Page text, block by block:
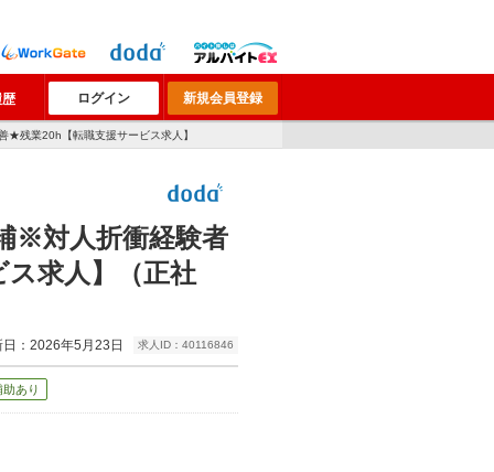
ログイン 新規会員登録
残業20h【転職支援サービス求人】
※対人折衝経験者
求人】（正社
：2026年5月23日 求人ID：40116846
あり